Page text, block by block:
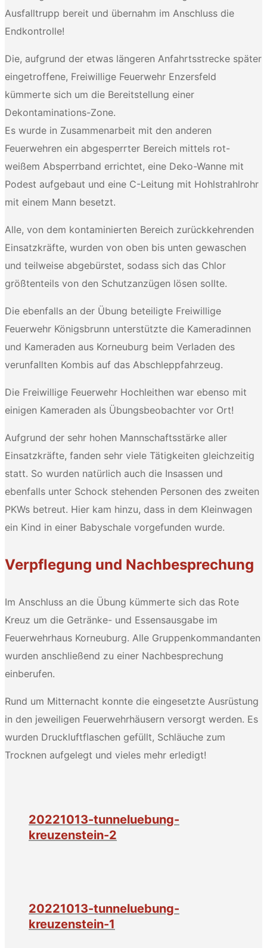
Ausfalltrupp bereit und übernahm im Anschluss die
Endkontrolle!
Die, aufgrund der etwas längeren Anfahrtsstrecke später
eingetroffene, Freiwillige Feuerwehr Enzersfeld
kümmerte sich um die Bereitstellung einer
Dekontaminations-Zone.
Es wurde in Zusammenarbeit mit den anderen
Feuerwehren ein abgesperrter Bereich mittels rot-
weißem Absperrband errichtet, eine Deko-Wanne mit
Podest aufgebaut und eine C-Leitung mit Hohlstrahlrohr
mit einem Mann besetzt.
Alle, von dem kontaminierten Bereich zurückkehrenden
Einsatzkräfte, wurden von oben bis unten gewaschen
und teilweise abgebürstet, sodass sich das Chlor
größtenteils von den Schutzanzügen lösen sollte.
Die ebenfalls an der Übung beteiligte Freiwillige
Feuerwehr Königsbrunn unterstützte die Kameradinnen
und Kameraden aus Korneuburg beim Verladen des
verunfallten Kombis auf das Abschleppfahrzeug.
Die Freiwillige Feuerwehr Hochleithen war ebenso mit
einigen Kameraden als Übungsbeobachter vor Ort!
Aufgrund der sehr hohen Mannschaftsstärke aller
Einsatzkräfte, fanden sehr viele Tätigkeiten gleichzeitig
statt. So wurden natürlich auch die Insassen und
ebenfalls unter Schock stehenden Personen des zweiten
PKWs betreut. Hier kam hinzu, dass in dem Kleinwagen
ein Kind in einer Babyschale vorgefunden wurde.
Verpflegung und Nachbesprechung
Im Anschluss an die Übung kümmerte sich das Rote
Kreuz um die Getränke- und Essensausgabe im
Feuerwehrhaus Korneuburg. Alle Gruppenkommandanten
wurden anschließend zu einer Nachbesprechung
einberufen.
Rund um Mitternacht konnte die eingesetzte Ausrüstung
in den jeweiligen Feuerwehrhäusern versorgt werden. Es
wurden Druckluftflaschen gefüllt, Schläuche zum
Trocknen aufgelegt und vieles mehr erledigt!
20221013-tunneluebung-
kreuzenstein-2
20221013-tunneluebung-
kreuzenstein-1